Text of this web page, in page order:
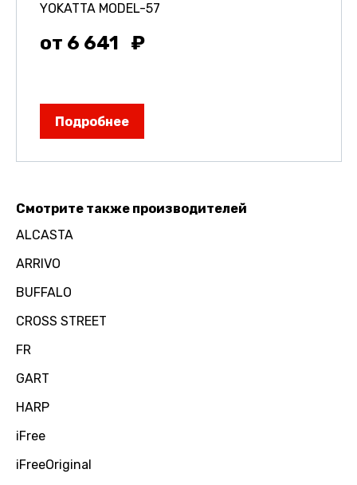
YOKATTA MODEL-57
от 6 641
Подробнее
Смотрите также производителей
ALCASTA
ARRIVO
BUFFALO
CROSS STREET
FR
GART
HARP
iFree
iFreeOriginal